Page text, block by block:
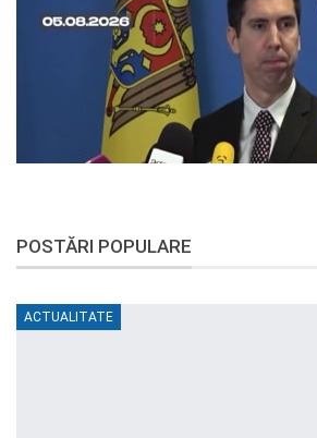
POSTĂRI POPULARE
ACTUALITATE